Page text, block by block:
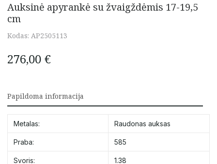
Auksinė apyrankė su žvaigždėmis 17-19,5
cm
Kodas: AP2505113
276,00 €
Papildoma informacija
Metalas: Raudonas auksas
Praba: 585
Svoris: 1.38